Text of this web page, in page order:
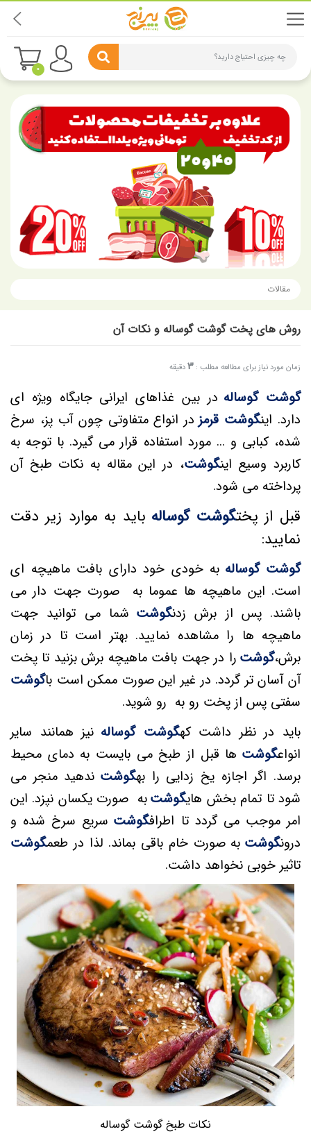
چه چیزی احتیاج دارید؟
0
مقالات
روش های پخت گوشت گوساله و نکات آن
زمان مورد نیاز برای مطالعه مطلب : 3دقیقه
گوشت گوساله در بین غذاهای ایرانی جایگاه ویژه ای
دارد. اینگوشت قرمز در انواع متفاوتی چون آب پز، سرخ
شده، کبابی و ... مورد استفاده قرار می گیرد. با توجه به
کاربرد وسیع اینگوشت، در این مقاله به نکات طبخ آن
پرداخته می شود.
قبل از پختگوشت گوساله باید به موارد زیر دقت
نمایید:
گوشت گوساله به خودی خود دارای بافت ماهیچه ای
است. این ماهیچه ها عموما به صورت جهت دار می
باشند. پس از برش زدنگوشت شما می توانید جهت
ماهیچه ها را مشاهده نمایید. بهتر است تا در زمان
برش،گوشت را در جهت بافت ماهیچه برش بزنید تا پخت
آن آسان تر گردد. در غیر این صورت ممکن است باگوشت
سفتی پس از پخت رو به رو شوید.
باید در نظر داشت کهگوشت گوساله نیز همانند سایر
انواعگوشت ها قبل از طبخ می بایست به دمای محیط
برسد. اگر اجازه یخ زدایی را بهگوشت ندهید منجر می
شود تا تمام بخش هایگوشتبه صورت یکسان نپزد. این
امر موجب می گردد تا اطرافگوشت سریع سرخ شده و
درونگوشت به صورت خام باقی بماند. لذا در طعمگوشت
تاثیر خوبی نخواهد داشت.
نکات طبخ گوشت گوساله